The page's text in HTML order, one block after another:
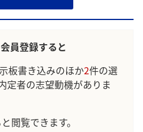
員登録すると
板書き込みのほか2件の選
定者の志望動機がありま
閲覧できます。